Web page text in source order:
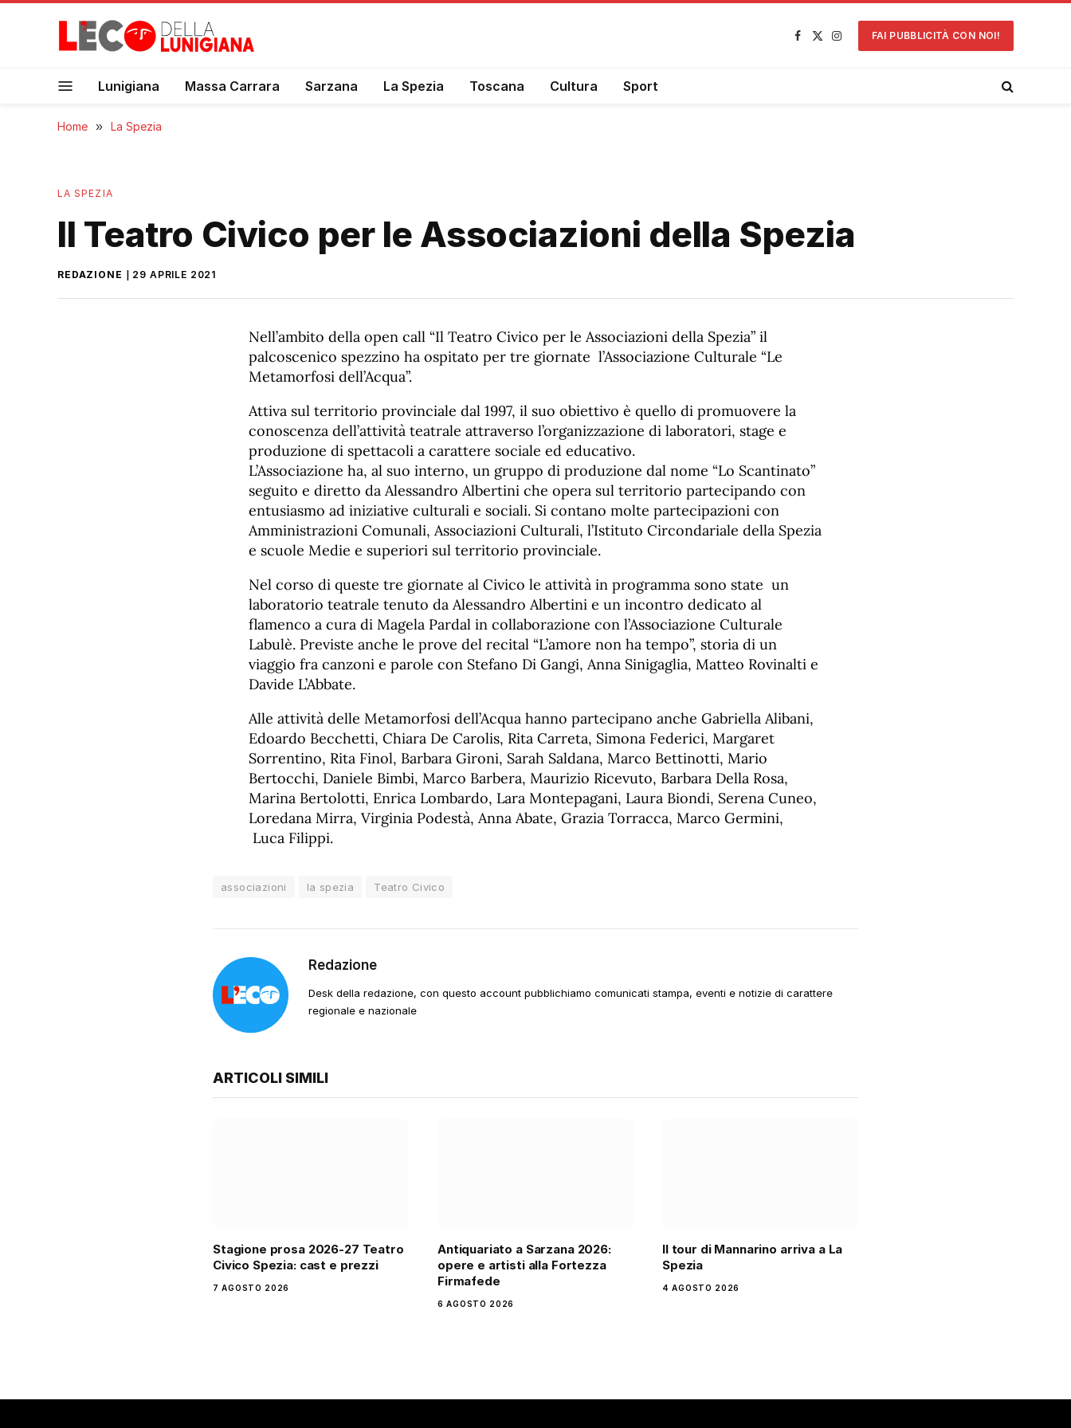
Facebook
X
Instagram
FAI PUBBLICITÀ CON NOI!
Lunigiana Massa Carrara Sarzana La Spezia Toscana Cultura Sport
Home » La Spezia
LA SPEZIA
Il Teatro Civico per le Associazioni della Spezia
REDAZIONE 29 APRILE 2021
Nell’ambito della open call “Il Teatro Civico per le Associazioni della Spezia” il
palcoscenico spezzino ha ospitato per tre giornate l’Associazione Culturale “Le
Metamorfosi dell’Acqua”.
Attiva sul territorio provinciale dal 1997, il suo obiettivo è quello di promuovere la
conoscenza dell’attività teatrale attraverso l’organizzazione di laboratori, stage e
produzione di spettacoli a carattere sociale ed educativo.
L’Associazione ha, al suo interno, un gruppo di produzione dal nome “Lo Scantinato”
seguito e diretto da Alessandro Albertini che opera sul territorio partecipando con
entusiasmo ad iniziative culturali e sociali. Si contano molte partecipazioni con
Amministrazioni Comunali, Associazioni Culturali, l’Istituto Circondariale della Spezia
e scuole Medie e superiori sul territorio provinciale.
Nel corso di queste tre giornate al Civico le attività in programma sono state un
laboratorio teatrale tenuto da Alessandro Albertini e un incontro dedicato al
flamenco a cura di Magela Pardal in collaborazione con l’Associazione Culturale
Labulè. Previste anche le prove del recital “L’amore non ha tempo”, storia di un
viaggio fra canzoni e parole con Stefano Di Gangi, Anna Sinigaglia, Matteo Rovinalti e
Davide L’Abbate.
Alle attività delle Metamorfosi dell’Acqua hanno partecipano anche Gabriella Alibani,
Edoardo Becchetti, Chiara De Carolis, Rita Carreta, Simona Federici, Margaret
Sorrentino, Rita Finol, Barbara Gironi, Sarah Saldana, Marco Bettinotti, Mario
Bertocchi, Daniele Bimbi, Marco Barbera, Maurizio Ricevuto, Barbara Della Rosa,
Marina Bertolotti, Enrica Lombardo, Lara Montepagani, Laura Biondi, Serena Cuneo,
Loredana Mirra, Virginia Podestà, Anna Abate, Grazia Torracca, Marco Germini,
Luca Filippi.
associazioni la spezia Teatro Civico
Redazione
Desk della redazione, con questo account pubblichiamo comunicati stampa, eventi e notizie di carattere
regionale e nazionale
ARTICOLI SIMILI
Stagione prosa 2026-27 Teatro
Civico Spezia: cast e prezzi
7 AGOSTO 2026
Antiquariato a Sarzana 2026:
opere e artisti alla Fortezza
Firmafede
6 AGOSTO 2026
Il tour di Mannarino arriva a La
Spezia
4 AGOSTO 2026